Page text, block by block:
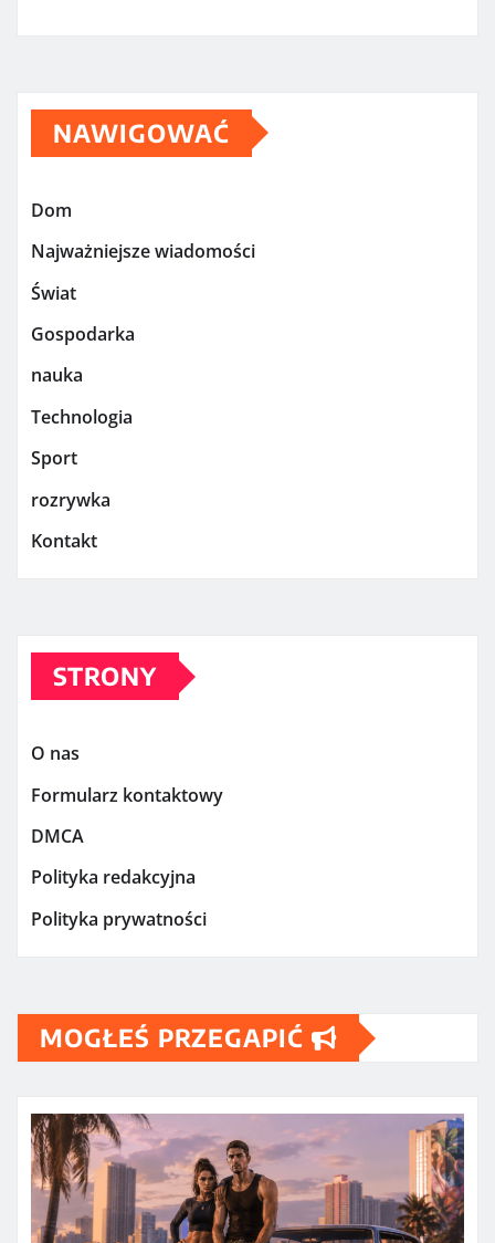
NAWIGOWAĆ
Dom
Najważniejsze wiadomości
Świat
Gospodarka
nauka
Technologia
Sport
rozrywka
Kontakt
STRONY
O nas
Formularz kontaktowy
DMCA
Polityka redakcyjna
Polityka prywatności
MOGŁEŚ PRZEGAPIĆ